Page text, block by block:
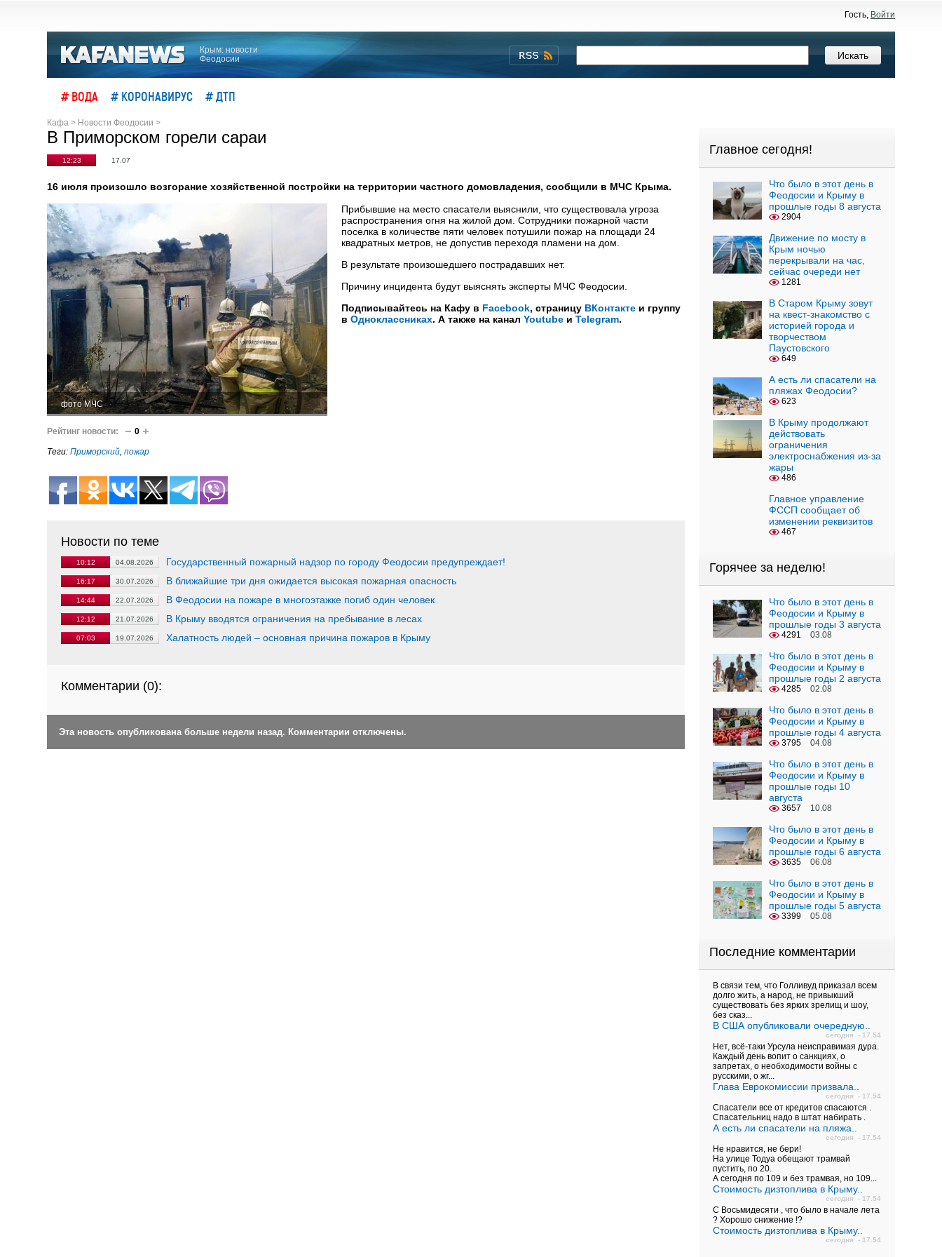
Гость, Войти
Крым: новости
Феодосии
# ВОДА # КОРОНАВИРУС # ДТП
Кафа > Новости Феодосии >
В Приморском горели сараи
12:23 17.07
16 июля произошло возгорание хозяйственной постройки на территории частного домовладения, сообщили в МЧС Крыма.
фото МЧС
Прибывшие на место спасатели выяснили, что существовала угроза
распространения огня на жилой дом. Сотрудники пожарной части
поселка в количестве пяти человек потушили пожар на площади 24
квадратных метров, не допустив переходя пламени на дом.
В результате произошедшего пострадавших нет.
Причину инцидента будут выяснять эксперты МЧС Феодосии.
Подписывайтесь на Кафу в Facebook, страницу ВКонтакте и группу
в Одноклассниках. А также на канал Youtube и Telegram.
Рейтинг новости: 0
Теги: Приморский, пожар
Новости по теме
10:12 04.08.2026 Государственный пожарный надзор по городу Феодосии предупреждает!
16:17 30.07.2026 В ближайшие три дня ожидается высокая пожарная опасность
14:44 22.07.2026 В Феодосии на пожаре в многоэтажке погиб один человек
12:12 21.07.2026 В Крыму вводятся ограничения на пребывание в лесах
07:03 19.07.2026 Халатность людей – основная причина пожаров в Крыму
Комментарии (0):
Эта новость опубликована больше недели назад. Комментарии отключены.
Главное сегодня!
Что было в этот день в
Феодосии и Крыму в
прошлые годы 8 августа
2904
Движение по мосту в
Крым ночью
перекрывали на час,
сейчас очереди нет
1281
В Старом Крыму зовут
на квест-знакомство с
историей города и
творчеством
Паустовского
649
А есть ли спасатели на
пляжах Феодосии?
623
В Крыму продолжают
действовать
ограничения
электроснабжения из-за
жары
486
Главное управление
ФССП сообщает об
изменении реквизитов
467
Горячее за неделю!
Что было в этот день в
Феодосии и Крыму в
прошлые годы 3 августа
4291 03.08
Что было в этот день в
Феодосии и Крыму в
прошлые годы 2 августа
4285 02.08
Что было в этот день в
Феодосии и Крыму в
прошлые годы 4 августа
3795 04.08
Что было в этот день в
Феодосии и Крыму в
прошлые годы 10
августа
3657 10.08
Что было в этот день в
Феодосии и Крыму в
прошлые годы 6 августа
3635 06.08
Что было в этот день в
Феодосии и Крыму в
прошлые годы 5 августа
3399 05.08
Последние комментарии
В связи тем, что Голливуд приказал всем
долго жить, а народ, не привыкший
существовать без ярких зрелищ и шоу,
без сказ...
В США опубликовали очередную..
сегодня - 17.54
Нет, всё-таки Урсула неисправимая дура.
Каждый день вопит о санкциях, о
запретах, о необходимости войны с
русскими, о жг...
Глава Еврокомиссии призвала..
сегодня - 17.54
Спасатели все от кредитов спасаются .
Спасательниц надо в штат набирать .
А есть ли спасатели на пляжа..
сегодня - 17.54
Не нравится, не бери!
На улице Тодуа обещают трамвай
пустить, по 20.
А сегодня по 109 и без трамвая, но 109...
Стоимость дизтоплива в Крыму..
сегодня - 17.54
С Восьмидесяти , что было в начале лета
? Хорошо снижение !?
Стоимость дизтоплива в Крыму..
сегодня - 17.54